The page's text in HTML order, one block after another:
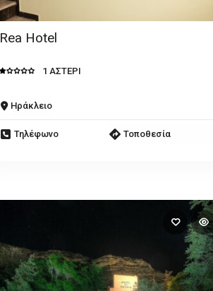
Rea Hotel
1 ΑΣΤΕΡΙ
Ηράκλειο
Τηλέφωνο Τοποθεσία